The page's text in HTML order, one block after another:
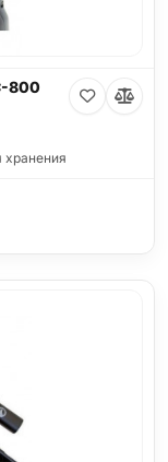
800
хранения